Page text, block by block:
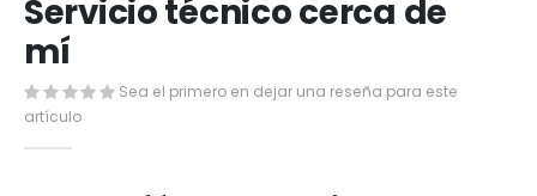
galería
de
Servicio técnico cerca de
mí
Sea el primero en dejar una reseña para este
artículo